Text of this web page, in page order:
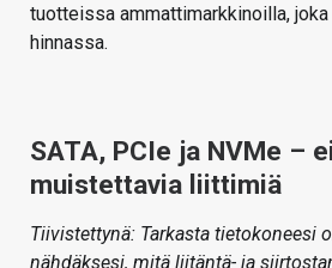
tuotteissa ammattimarkkinoilla,
hinnassa.
SATA, PCIe ja NVMe –
muistettavia liittimiä
Tiivistettynä: Tarkasta tietokoneesi
nähdäksesi, mitä liitäntä- ja